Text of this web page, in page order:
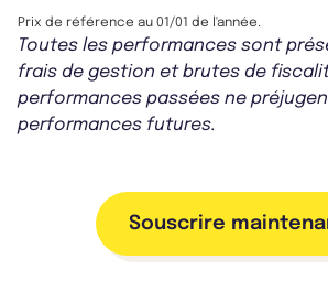
Prix de référence au 01/01 de l'année.
Toutes les performances sont
frais de gestion et brutes de
performances passées ne
performances futures.
Souscrire